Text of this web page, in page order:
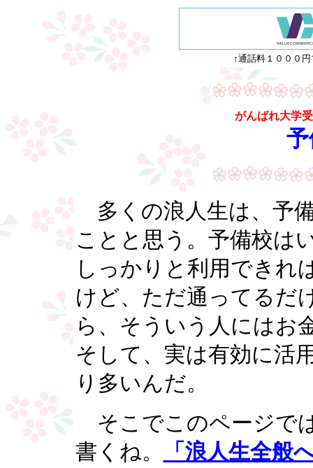
↑通話料１０００
がんばれ大学
多くの浪人生は、予
ことと思う。予備校は
しっかりと利用できれ
けど、ただ通ってるだ
ら、そういう人にはお
そして、実は有効に活
り多いんだ。
そこでこのページで
書くね。
「浪人生全般